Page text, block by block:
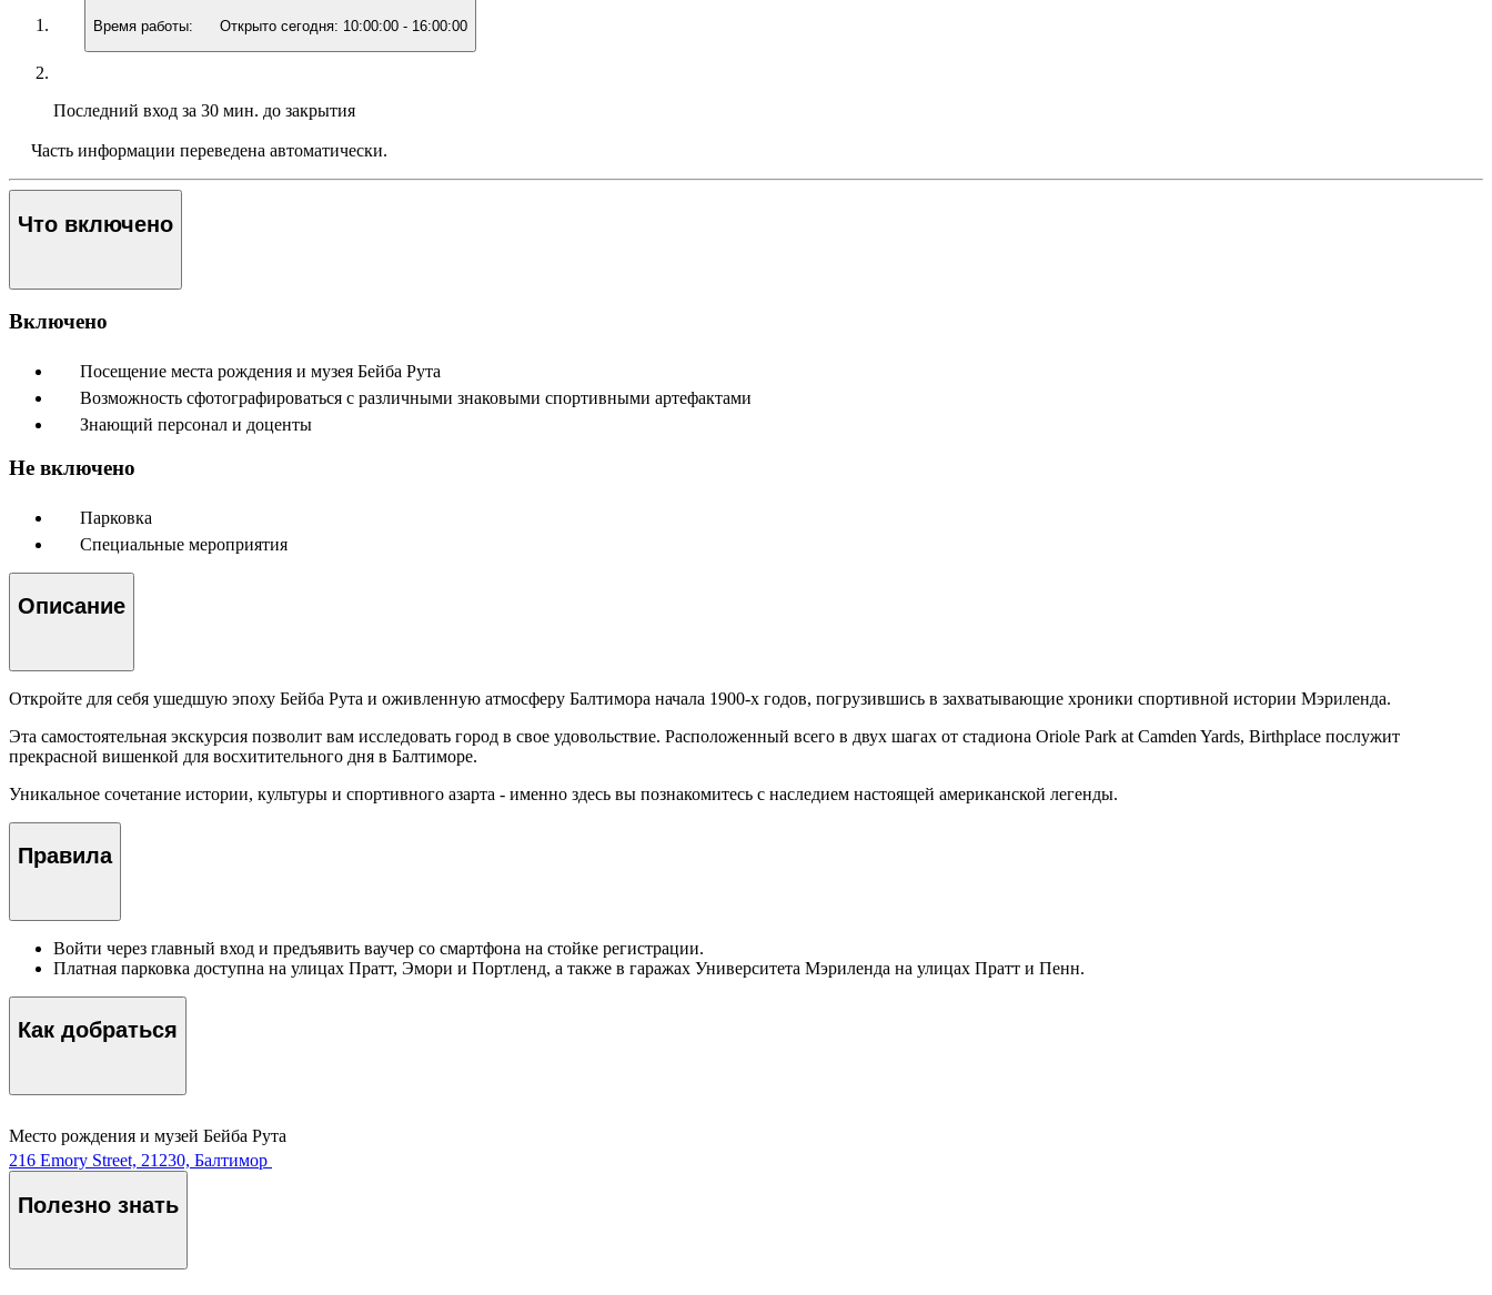
Время работы: Открыто сегодня: 10:00:00 - 16:00:00
Последний вход за 30 мин. до закрытия
Часть информации переведена автоматически.
Что включено
Включено
Посещение места рождения и музея Бейба Рута
Возможность сфотографироваться с различными знаковыми спортивными артефактами
Знающий персонал и доценты
Не включено
Парковка
Специальные мероприятия
Описание
Откройте для себя ушедшую эпоху Бейба Рута и оживленную атмосферу Балтимора начала 1900-х годов, погрузившись в захватывающие хроники спортивной истории Мэриленда.
Эта самостоятельная экскурсия позволит вам исследовать город в свое удовольствие. Расположенный всего в двух шагах от стадиона Oriole Park at Camden Yards, Birthplace послужит
прекрасной вишенкой для восхитительного дня в Балтиморе.
Уникальное сочетание истории, культуры и спортивного азарта - именно здесь вы познакомитесь с наследием настоящей американской легенды.
Правила
Войти через главный вход и предъявить ваучер со смартфона на стойке регистрации.
Платная парковка доступна на улицах Пратт, Эмори и Портленд, а также в гаражах Университета Мэриленда на улицах Пратт и Пенн.
Как добраться
Место рождения и музей Бейба Рута
216 Emory Street, 21230, Балтимор
Полезно знать